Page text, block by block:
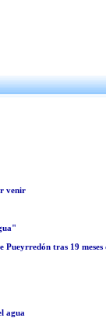
venir
Pueyrredón tras 19 meses
agua